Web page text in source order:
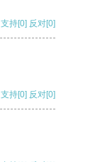
支持[0] 反对[0]
支持[0] 反对[0]